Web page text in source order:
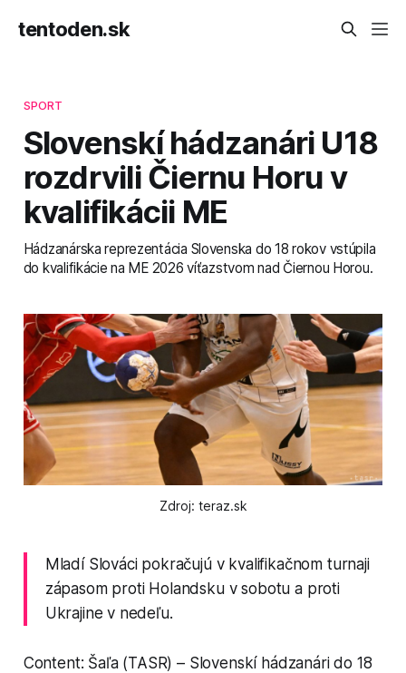
tentoden.sk
SPORT
Slovenskí hádzanári U18
rozdrvili Čiernu Horu v
kvalifikácii ME
Hádzanárska reprezentácia Slovenska do 18 rokov vstúpila
do kvalifikácie na ME 2026 víťazstvom nad Čiernou Horou.
Zdroj: teraz.sk
Mladí Slováci pokračujú v kvalifikačnom turnaji
zápasom proti Holandsku v sobotu a proti
Ukrajine v nedeľu.
Content: Šaľa (TASR) – Slovenskí hádzanári do 18